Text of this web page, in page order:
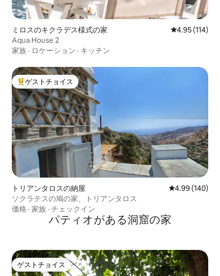
ミロスのキクラデス様式の家 レビュー114
4.95 (114)
Aqua House 2
家族 · ロケーション · キッチン
大好評のゲストチョイスです。
ゲストチョイス
トリアンタロスの納屋 レビュー140
4.99 (140)
ソクラテスの鳩の家、トリアンタロス
価格 · 家族 · チェックイン
パティオがある洞窟の家
ゲストチョイス
ゲストチョイス